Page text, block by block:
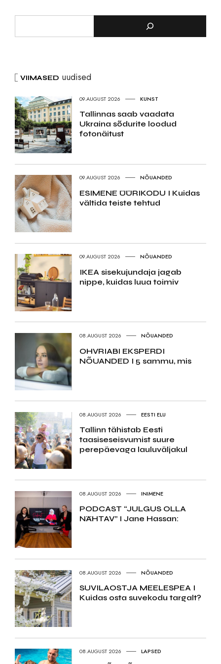
VIIMASED uudised
09.AUGUST 2026 KUNST
Tallinnas saab vaadata
Ukraina sõdurite loodud
fotonäitust
09.AUGUST 2026 NÕUANDED
ESIMENE ÜÜRIKODU I Kuidas
vältida teiste tehtud
09.AUGUST 2026 NÕUANDED
IKEA sisekujundaja jagab
nippe, kuidas luua toimiv
08.AUGUST 2026 NÕUANDED
OHVRIABI EKSPERDI
NÕUANDED I 5 sammu, mis
08.AUGUST 2026 EESTI ELU
Tallinn tähistab Eesti
taasiseseisvumist suure
perepäevaga lauluväljakul
08.AUGUST 2026 INIMENE
PODCAST “JULGUS OLLA
NÄHTAV” I Jane Hassan:
08.AUGUST 2026 NÕUANDED
SUVILAOSTJA MEELESPEA I
Kuidas osta suvekodu targalt?
08.AUGUST 2026 LAPSED